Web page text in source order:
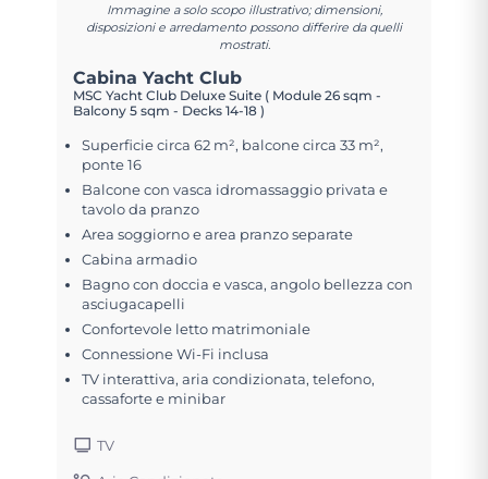
Immagine a solo scopo illustrativo; dimensioni,
disposizioni e arredamento possono differire da quelli
mostrati.
Cabina Yacht Club
MSC Yacht Club Deluxe Suite ( Module 26 sqm -
Balcony 5 sqm - Decks 14-18 )
Superficie circa 62 m², balcone circa 33 m²,
ponte 16
Balcone con vasca idromassaggio privata e
tavolo da pranzo
Area soggiorno e area pranzo separate
Cabina armadio
Bagno con doccia e vasca, angolo bellezza con
asciugacapelli
Confortevole letto matrimoniale
Connessione Wi-Fi inclusa
TV interattiva, aria condizionata, telefono,
cassaforte e minibar
TV